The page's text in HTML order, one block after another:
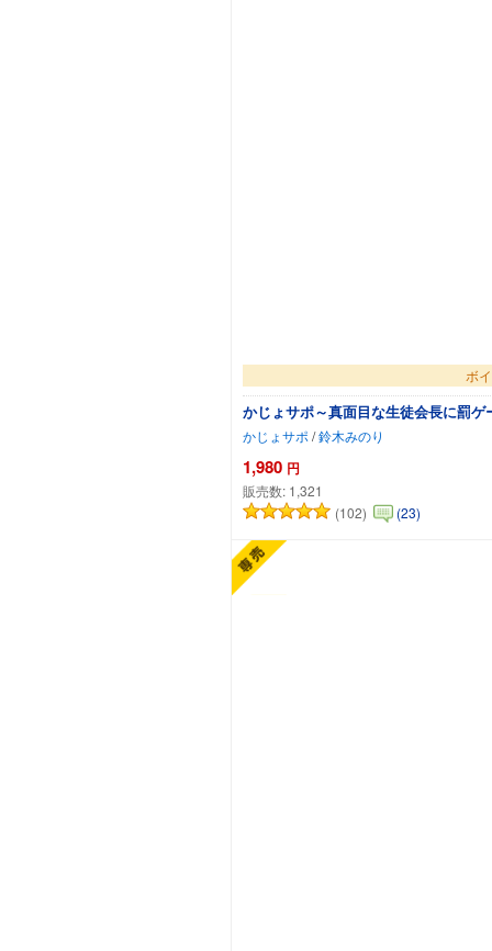
ボ
かじょサポ～真面目な生徒会長に罰
かじょサポ /鈴木みのり
1,980 円
販売数: 1,321
(102)
(23)